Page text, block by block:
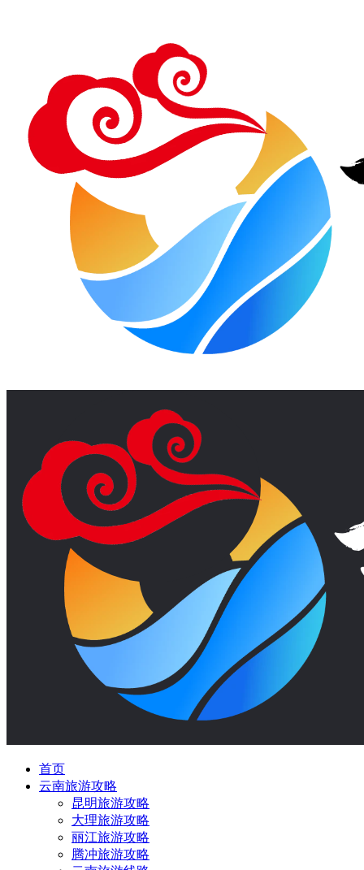
首页
云南旅游攻略
昆明旅游攻略
大理旅游攻略
丽江旅游攻略
腾冲旅游攻略